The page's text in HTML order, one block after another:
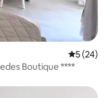
5 de uma
5 (24)
Boutique ****